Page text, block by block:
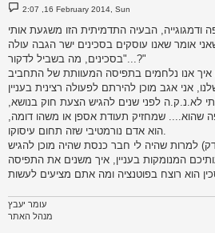
P
o
t
2:07 ,16 February 2014, Sun
אומר שאנו עוסקים בסכינים ישר הגבה עולה
"בסכינים, מה בשביל לדקור...?"
איך אנו נלחמים בתפיסה המעוותת של התחביב
לא.נ.ק.ה לפני שנים להגיש הצעת חוק בנושא,
שהוא.... שמחזיק תעודת אספן או משהו דומה,
הוא אדם נורמטיבי שזה תחום עיסוקו.
למרות שהיה לי חבר כנסת שהיה מוכן להגיש
המנומקות בעניין, איך משנים את התפיסה
עומר יעבץ
מנהל האתר